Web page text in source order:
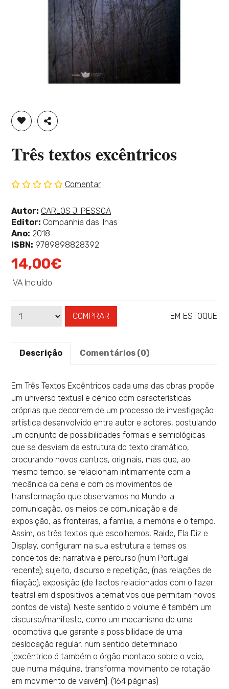
ADICIONAR À LISTA DE DESEJOS
PARTILHAR
Três textos excêntricos
classificação
Comentar
Autor: Ver
mais
sobre
CARLOS J. PESSOA
Editor: Companhia das Ilhas
Ano: 2018
ISBN: 9789898828392
14,00€
IVA Incluído
Qtd COMPRAR
Disponibilidade: EM ESTOQUE
Descrição Comentários (0)
Em Três Textos Excêntricos cada uma das obras propõe
um universo textual e cénico com características
próprias que decorrem de um processo de investigação
artística desenvolvido entre autor e actores, postulando
um conjunto de possibilidades formais e semiológicas
que se desviam da estrutura do texto dramático,
procurando novos centros, originais, mas que, ao
mesmo tempo, se relacionam intimamente com a
mecânica da cena e com os movimentos de
transformação que observamos no Mundo: a
comunicação, os meios de comunicação e de
exposição, as fronteiras, a família, a memória e o tempo.
Assim, os três textos que escolhemos, Raide, Ela Diz e
Display, configuram na sua estrutura e temas os
conceitos de: narrativa e percurso (num Portugal
recente); sujeito, discurso e repetição, (nas relações de
filiação); exposição (de factos relacionados com o fazer
teatral em dispositivos alternativos que permitam novos
pontos de vista). Neste sentido o volume é também um
discurso/manifesto, como um mecanismo de uma
locomotiva que garante a possibilidade de uma
deslocação regular, num sentido determinado
[excêntrico é também o órgão montado sobre o veio,
que numa máquina, transforma movimento de rotação
em movimento de vaivém]. (164 páginas)